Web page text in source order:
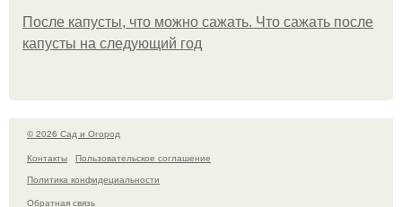
После капусты, что можно сажать. Что сажать после
капусты на следующий год
© 2026 Сад и Огород
Контакты
Пользовательское соглашение
Политика конфидециальности
Обратная связь